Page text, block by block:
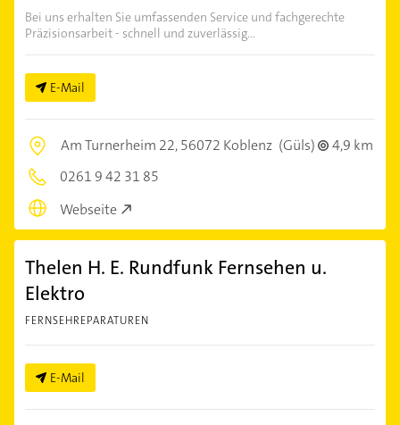
Bei uns erhalten Sie umfassenden Service und fachgerechte
Präzisionsarbeit - schnell und zuverlässig...
E-Mail
Am Turnerheim 22,56072 Koblenz (Güls)
4,9 km
0261 9 42 31 85
Webseite
Thelen H. E. Rundfunk Fernsehen u.
Elektro
FERNSEHREPARATUREN
E-Mail